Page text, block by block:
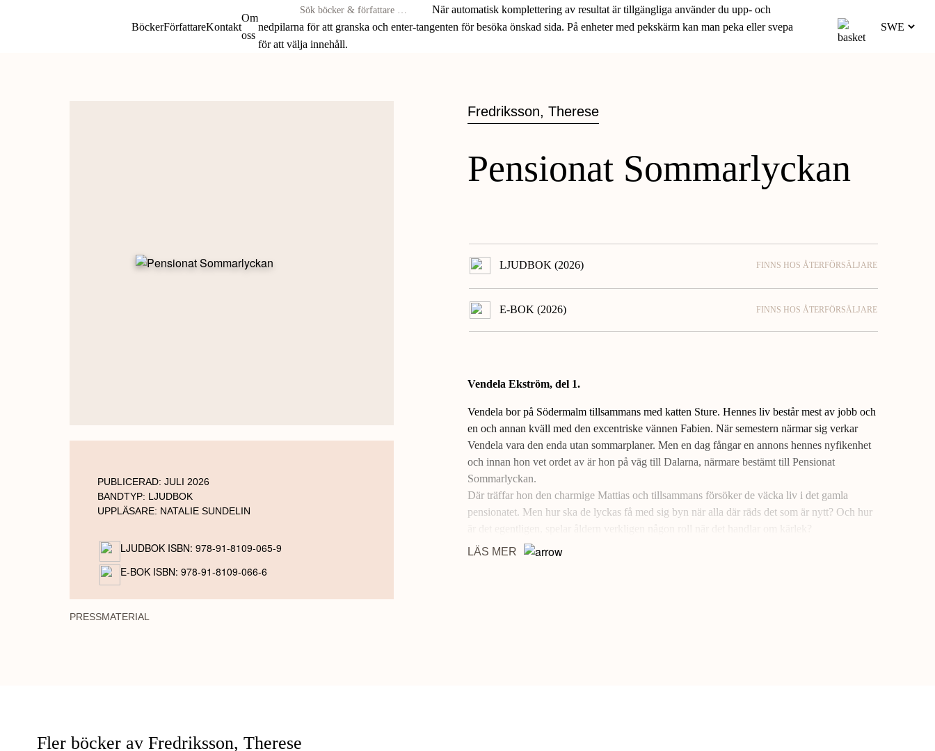
BöckerFörfattareKontakt
Om
oss
böcker
&
När automatisk komplettering av resultat är tillgängliga använder du upp- och
nedpilarna för att granska och enter-tangenten för besöka önskad sida. På enheter med pekskärm kan man peka eller svepa
för att välja innehåll.
PUBLICERAD: JULI 2026
BANDTYP: LJUDBOK
UPPLÄSARE: NATALIE SUNDELIN
LJUDBOK ISBN: 978-91-8109-065-9
E-BOK ISBN: 978-91-8109-066-6
PRESSMATERIAL
Fredriksson, Therese
Pensionat Sommarlyckan
LJUDBOK (2026) FINNS HOS ÅTERFÖRSÄLJARE
E-BOK (2026) FINNS HOS ÅTERFÖRSÄLJARE
Vendela Ekström, del 1.
Vendela bor på Södermalm tillsammans med katten Sture. Hennes liv består mest av jobb och
en och annan kväll med den excentriske vännen Fabien. När semestern närmar sig verkar
Vendela vara den enda utan sommarplaner. Men en dag fångar en annons hennes nyfikenhet
och innan hon vet ordet av är hon på väg till Dalarna, närmare bestämt till Pensionat
Sommarlyckan.
Där träffar hon den charmige Mattias och tillsammans försöker de väcka liv i det gamla
pensionatet. Men hur ska de lyckas få med sig byn när alla där räds det som är nytt? Och hur
Problemen hopar sig på Sommarlyckan och just när pensionatet ser ut att vara bortom all
LÄS MER
Fler böcker av Fredriksson, Therese